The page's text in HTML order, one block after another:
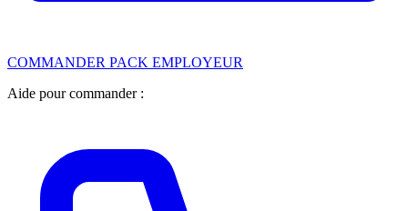
COMMANDER PACK EMPLOYEUR
Aide pour commander :